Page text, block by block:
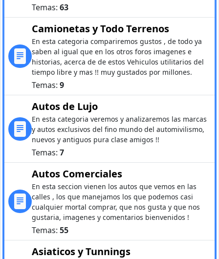
Temas: 63
Camionetas y Todo Terrenos
En esta categoria compariremos gustos , de todo ya
saben al igual que en los otros foros imagenes e
historias, acerca de de estos Vehiculos utilitarios del
tiempo libre y mas !! muy gustados por millones.
Temas: 9
Autos de Lujo
En esta categoria veremos y analizaremos las marcas
y autos exclusivos del fino mundo del automivilismo,
nuevos y antiguos pura clase amigos !!
Temas: 7
Autos Comerciales
En esta seccion vienen los autos que vemos en las
calles , los que manejamos los que podemos casi
cualquier mortal comprar, que nos gusta y que nos
gustaria, imagenes y comentarios bienvenidos !
Temas: 55
Asiaticos y Tunnings